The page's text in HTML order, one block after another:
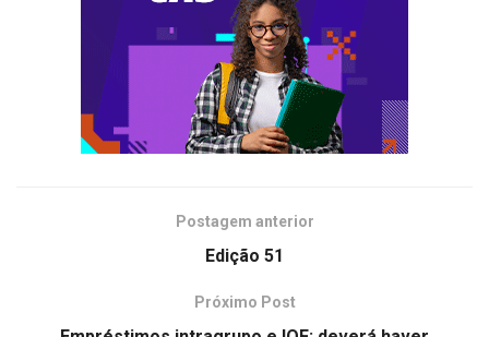
Postagem anterior
Edição 51
Próximo Post